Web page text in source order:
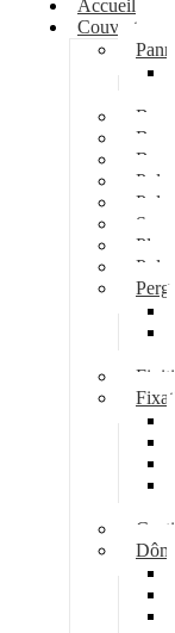
Accueil
Couverture
Bac
Bac
Bac